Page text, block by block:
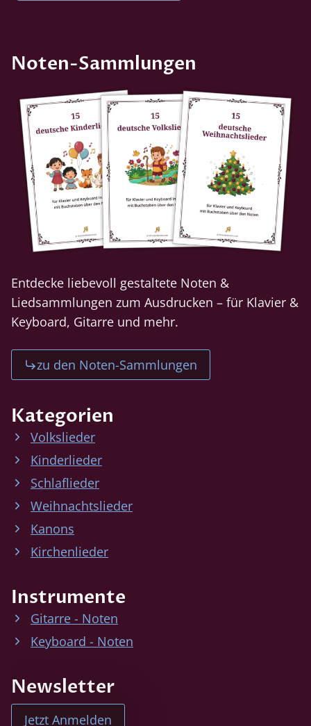
Noten-Sammlungen
Entdecke liebevoll gestaltete Noten &
Liedsammlungen zum Ausdrucken – für Klavier &
Keyboard, Gitarre und mehr.
zu den Noten-Sammlungen
Kategorien
Volkslieder
Kinderlieder
Schlaflieder
Weihnachtslieder
Kanons
Kirchenlieder
Instrumente
Gitarre - Noten
Keyboard - Noten
Newsletter
Jetzt Anmelden